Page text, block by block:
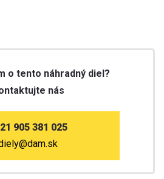
o tento náhradný diel?
nás
905 381 025